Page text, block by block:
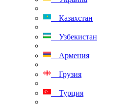
Казахстан
Узбекистан
Армения
Грузия
Турция